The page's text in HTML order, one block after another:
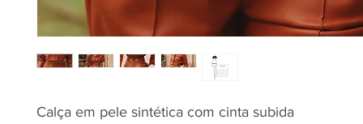
Calça em pele sintética com cinta subida